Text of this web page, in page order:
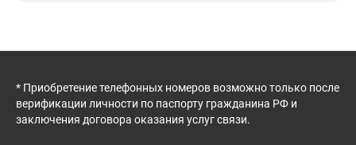
* Приобретение телефонных номеров возможно только после
верификации личности по паспорту гражданина РФ и
заключения договора оказания услуг связи.